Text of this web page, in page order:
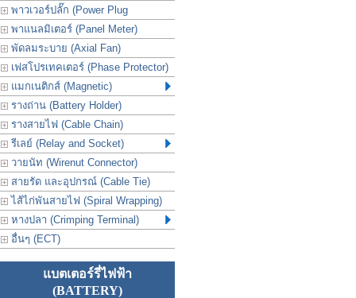
พาวเวอร์ปลั๊ก (Power Plug
พาแนลมิเตอร์ (Panel Meter)
พัดลมระบาย (Axial Fan)
เฟสโปรเทคเตอร์ (Phase Protector)
แมกเนติกส์ (Magnetic)
รางถ่าน (Battery Holder)
รางสายไฟ (Cable Chain)
รีเลย์ (Relay and Socket)
วายนัท (Wirenut Connector)
สายรัด และอุปกรณ์ (Cable Tie)
ไส้ไก่พันสายไฟ (Spiral Wrapping)
หางปลา (Crimping Terminal)
อื่นๆ (ECT)
แบตเตอร์รี่ไฟฟ้า
(BATTERY)